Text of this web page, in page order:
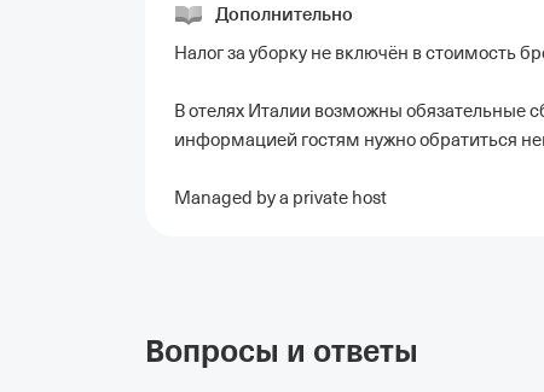
Дополнительно
Налог за уборку не включён в стоимость
В отелях Италии возможны обязательные
информацией гостям нужно обратиться
Managed by a private host
Вопросы и ответы